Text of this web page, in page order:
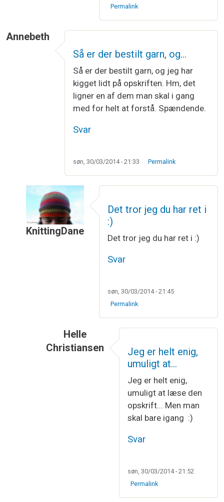
Permalink
Annebeth
Så er der bestilt garn, og…
Så er der bestilt garn, og jeg har
kigget lidt på opskriften. Hm, det
ligner en af dem man skal i gang
med for helt at forstå. Spændende.
Svar
søn, 30/03/2014 - 21:33 Permalink
KnittingDane
Så er der bestilt garn, og…af
Det tror jeg du har ret i
:)
Det tror jeg du har ret i :)
Svar
søn, 30/03/2014 - 21:45
Permalink
Helle
Christiansen
Det tror jeg du har ret i :)
Jeg er helt enig,
umuligt at…
Jeg er helt enig,
umuligt at læse den
opskrift... Men man
skal bare igang :)
Svar
søn, 30/03/2014 - 21:52
Permalink